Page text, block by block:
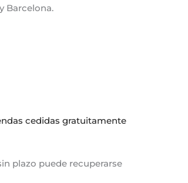
Barcelona.
cedidas gratuitamente
plazo puede recuperarse